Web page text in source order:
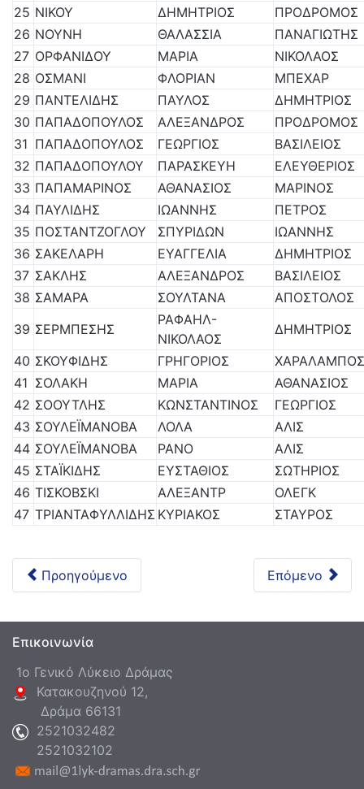
25 ΝΙΚΟΥ ΔΗΜΗΤΡΙΟΣ
ΠΡΟΔΡΟΜΟΣ
26 ΝΟΥΝΗ ΘΑΛΑΣΣΙΑ
ΠΑΝΑΓΙΩΤΗΣ
27 ΟΡΦΑΝΙΔΟΥ ΜΑΡΙΑ
ΝΙΚΟΛΑΟΣ
28 ΟΣΜΑΝΙ ΦΛΟΡΙΑΝ
ΜΠΕΧΑΡ
29 ΠΑΝΤΕΛΙΔΗΣ ΠΑΥΛΟΣ
ΔΗΜΗΤΡΙΟΣ
30 ΠΑΠΑΔΟΠΟΥΛΟΣ ΑΛΕΞΑΝΔΡΟΣ
ΠΡΟΔΡΟΜΟΣ
31 ΠΑΠΑΔΟΠΟΥΛΟΣ ΓΕΩΡΓΙΟΣ
ΒΑΣΙΛΕΙΟΣ
32 ΠΑΠΑΔΟΠΟΥΛΟΥ ΠΑΡΑΣΚΕΥΗ
ΕΛΕΥΘΕΡΙΟΣ
33 ΠΑΠΑΜΑΡΙΝΟΣ ΑΘΑΝΑΣΙΟΣ
ΜΑΡΙΝΟΣ
34 ΠΑΥΛΙΔΗΣ ΙΩΑΝΝΗΣ
ΠΕΤΡΟΣ
35 ΠΟΣΤΑΝΤΖΟΓΛΟΥ ΣΠΥΡΙΔΩΝ
ΙΩΑΝΝΗΣ
36 ΣΑΚΕΛΑΡΗ ΕΥΑΓΓΕΛΙΑ
ΔΗΜΗΤΡΙΟΣ
37 ΣΑΚΛΗΣ ΑΛΕΞΑΝΔΡΟΣ
ΒΑΣΙΛΕΙΟΣ
38 ΣΑΜΑΡΑ ΣΟΥΛΤΑΝΑ
ΑΠΟΣΤΟΛΟΣ
39 ΣΕΡΜΠΕΣΗΣ
ΡΑΦΑΗΛ-
ΝΙΚΟΛΑΟΣ
ΔΗΜΗΤΡΙΟΣ
40 ΣΚΟΥΦΙΔΗΣ ΓΡΗΓΟΡΙΟΣ
ΧΑΡΑΛΑΜΠΟΣ
41 ΣΟΛΑΚΗ ΜΑΡΙΑ
ΑΘΑΝΑΣΙΟΣ
42 ΣΟΟΥΤΛΗΣ ΚΩΝΣΤΑΝΤΙΝΟΣ
ΓΕΩΡΓΙΟΣ
43 ΣΟΥΛΕΪΜΑΝΟΒΑ ΛΟΛΑ
ΑΛΙΣ
44 ΣΟΥΛΕΪΜΑΝΟΒΑ ΡΑΝΟ
ΑΛΙΣ
45 ΣΤΑΪΚΙΔΗΣ ΕΥΣΤΑΘΙΟΣ
ΣΩΤΗΡΙΟΣ
46 ΤΙΣΚΟΒΣΚΙ ΑΛΕΞΑΝΤΡ
ΟΛΕΓΚ
47 ΤΡΙΑΝΤΑΦΥΛΛΙΔΗΣ ΚΥΡΙΑΚΟΣ ΣΤΑΥΡΟΣ
Προηγούμενο Επόμενο
Επικοινωνία
1ο Γενικό Λύκειο Δράμας
Κατακουζηνού 12,
Δράμα 66131
2521032482
2521032102